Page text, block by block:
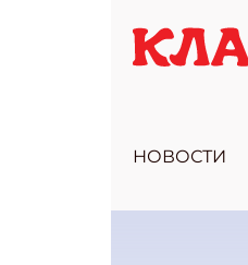
НОВОСТИ